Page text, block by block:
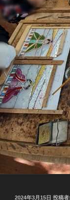
投
2024年3月15日 投稿者: